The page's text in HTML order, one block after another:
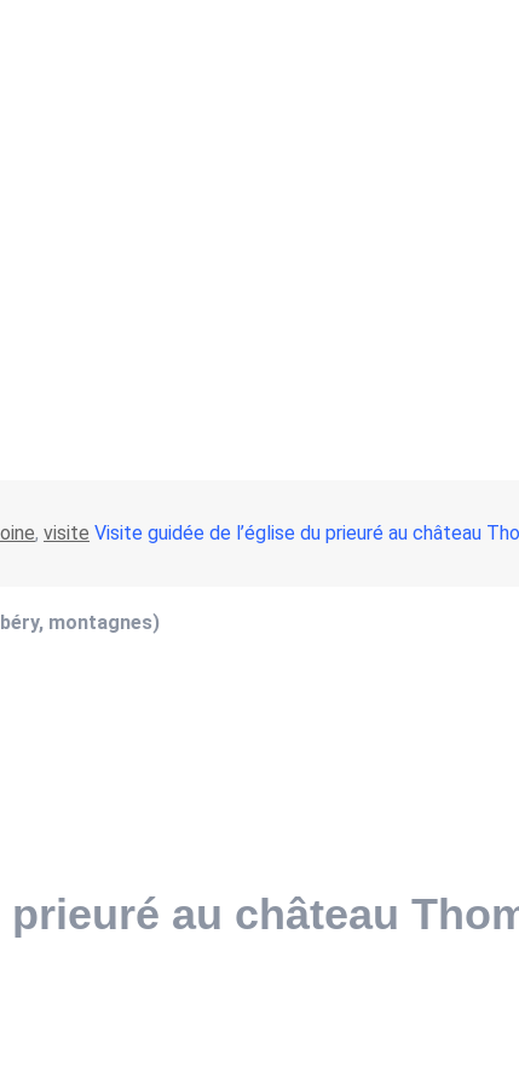
, visite Visite guidée de l’église du prieuré au château
montagnes)
au château